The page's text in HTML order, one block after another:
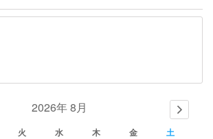
2026年 8月
火 水 木 金 土